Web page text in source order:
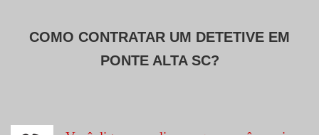
COMO CONTRATAR UM DETETIVE EM
PONTE ALTA SC?